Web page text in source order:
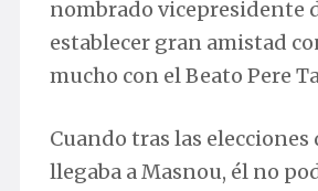
nombrado vicepresidente
establecer gran amistad
mucho con el Beato Pere
Cuando tras las
llegaba a Masnou, él no